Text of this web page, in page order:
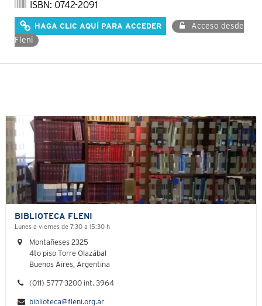
ISBN: 0742-2091
HAGA CLIC AQUÍ PARA ACCEDER
Acceso desde
Fleni
BIBLIOTECA FLENI
Lunes a viernes de 7:30 a 15:30 h
Montañeses 2325
4to piso Torre Olazábal
Buenos Aires, Argentina
(011) 5777-3200 int. 3964
biblioteca@fleni.org.ar